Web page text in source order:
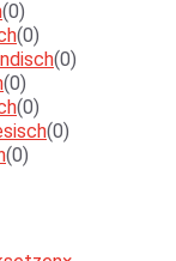
(0)
(0)
(0)
(0)
(0)
(0)
(0)